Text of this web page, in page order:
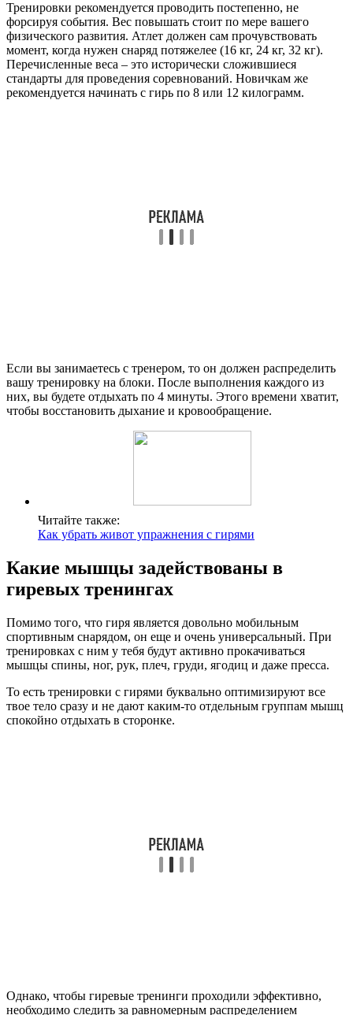
Тренировки рекомендуется проводить постепенно, не
форсируя события. Вес повышать стоит по мере вашего
физического развития. Атлет должен сам прочувствовать
момент, когда нужен снаряд потяжелее (16 кг, 24 кг, 32 кг).
Перечисленные веса – это исторически сложившиеся
стандарты для проведения соревнований. Новичкам же
рекомендуется начинать с гирь по 8 или 12 килограмм.
Если вы занимаетесь с тренером, то он должен распределить
вашу тренировку на блоки. После выполнения каждого из
них, вы будете отдыхать по 4 минуты. Этого времени хватит,
чтобы восстановить дыхание и кровообращение.
Читайте также:
Как убрать живот упражнения с гирями
Какие мышцы задействованы в
гиревых тренингах
Помимо того, что гиря является довольно мобильным
спортивным снарядом, он еще и очень универсальный. При
тренировках с ним у тебя будут активно прокачиваться
мышцы спины, ног, рук, плеч, груди, ягодиц и даже пресса.
То есть тренировки с гирями буквально оптимизируют все
твое тело сразу и не дают каким-то отдельным группам мышц
спокойно отдыхать в сторонке.
Однако, чтобы гиревые тренинги проходили эффективно,
необходимо следить за равномерным распределением